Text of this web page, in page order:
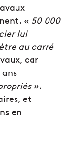
« 50 000
lui
au carré
car
».
et
en